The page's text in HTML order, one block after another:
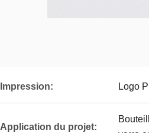
Impression: Logo
Application du projet: